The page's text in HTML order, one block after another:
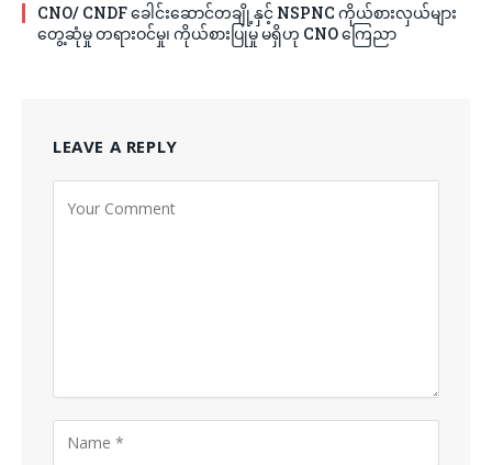
CNO/ CNDF ခေါင်းဆောင်တချို့နှင့် NSPNC ကိုယ်စားလှယ်များ
တွေ့ဆုံမှု တရားဝင်မှု၊ ကိုယ်စားပြုမှု မရှိဟု CNO ကြေညာ
LEAVE A REPLY